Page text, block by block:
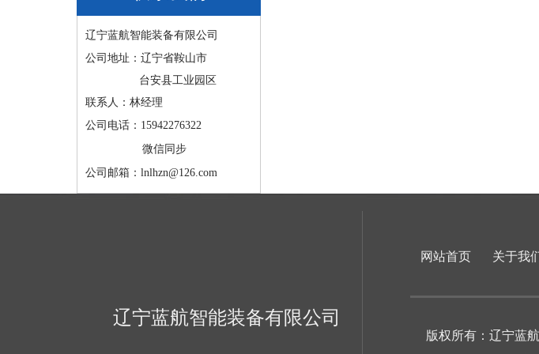
辽宁蓝航智能装备有限公司
公司地址：辽宁省鞍山市
台安县工业园区
联系人：林经理
公司电话：15942276322
微信同步
公司邮箱：lnlhzn@126.com
辽宁蓝航智能装备有限公司
网站首页 关于我
版权所有：辽宁蓝